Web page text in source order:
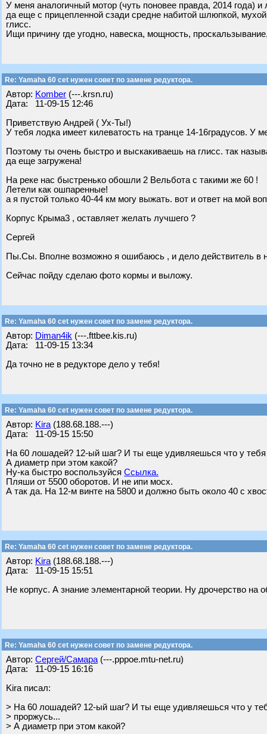
У меня аналогичный мотор (чуть поновее правда, 2014 года)
да еще с прицепленной сзади средне набитой шлюпкой,
глисс.
Ищи причину где угодно, навеска, мощность,
Re: Yamaha 60 cet нужен совет по замене редуктора.
Автор: Komber (---.krsn.ru)
Дата: 11-09-15 12:46
Приветствую Андрей ( Ух-Ты!)
У тебя лодка имеет килеватость на транце 14-16градусов. У
Поэтому ты очень быстро и выскакиваешь на глисс. так
да еще загружена!
На реке нас быстренько обошли 2 Вельбота с такими же 60 !
Летели как ошпаренные!
а я пустой только 40-44 км могу выжать. вот и ответ на мой
Корпус Крыма3 , оставляет желать лучшего ?
Сергей
Пы.Сы. Вполне возможно я ошибаюсь , и дело действитель в
Сейчас пойду сделаю фото кормы и выложу.
Re: Yamaha 60 cet нужен совет по замене редуктора.
Автор: Diman4ik (---.fttbee.kis.ru)
Дата: 11-09-15 13:34
Да точно не в редукторе дело у тебя!
Re: Yamaha 60 cet нужен совет по замене редуктора.
Автор: Kira (188.68.188.---)
Дата: 11-09-15 15:50
На 60 лошадей? 12-ый шаг? И ты еще удивляешься что у
А диаметр при этом какой?
Ну-ка быстро воспользуйся Ссылка.
Пляши от 5500 оборотов. И не ипи мосх.
А так да. На 12-м винте на 5800 и должно быть около 40 с
Re: Yamaha 60 cet нужен совет по замене редуктора.
Автор: Kira (188.68.188.---)
Дата: 11-09-15 15:51
Не корпус. А знание элементарной теории. Ну дрочерство на
Re: Yamaha 60 cet нужен совет по замене редуктора.
Автор: Сергей/Самара (---.pppoe.mtu-net.ru)
Дата: 11-09-15 16:16
Kira писал:
> На 60 лошадей? 12-ый шаг? И ты еще удивляешься что у
> проржусь...
> А диаметр при этом какой?